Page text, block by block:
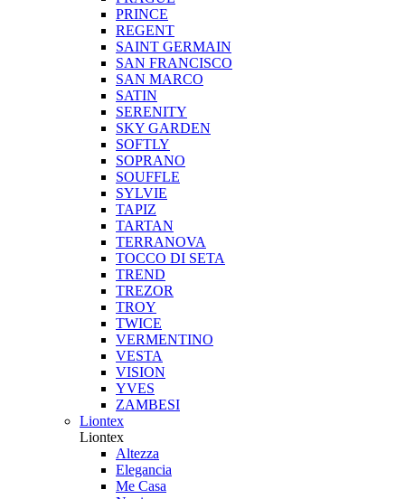
PRINCE
REGENT
SAINT GERMAIN
SAN FRANCISCO
SAN MARCO
SATIN
SERENITY
SKY GARDEN
SOFTLY
SOPRANO
SOUFFLE
SYLVIE
TAPIZ
TARTAN
TERRANOVA
TOCCO DI SETA
TREND
TREZOR
TROY
TWICE
VERMENTINO
VESTA
VISION
YVES
ZAMBESI
Liontex
Liontex
Altezza
Elegancia
Me Casa